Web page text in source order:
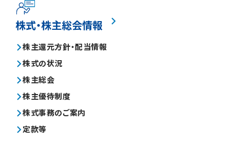
株式・株主総会情報
株主還元方針・配当情報
株式の状況
株主総会
株主優待制度
株式事務のご案内
定款等